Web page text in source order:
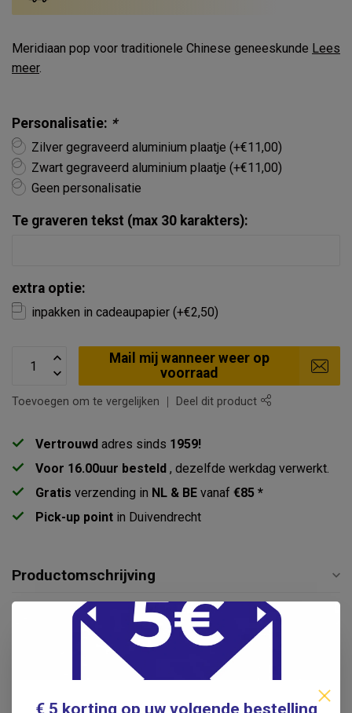
Meridiaan pop voor traditionele Chinese geneeskunde Lees
meer.
Personalisatie: *
Zilver gegraveerd aluminium plaatje (+€11,00)
Zwart gegraveerd aluminium plaatje (+€11,00)
Geen personalisatie
Te graveren tekst (max 30 karakters):
extra optie:
inpakken in cadeaupapier (+€2,50)
Mail mij wanneer weer op
voorraad
Toevoegen om te vergelijken Deel dit product
Vertrouwd adres sinds 1959!
Voor 16.00uur besteld , dezelfde werkdag verwerkt.
Gratis verzending in NL & BE vanaf €85 *
Pick-up point in Duivendrecht
Productomschrijving
Specificaties
€ 5 korting op uw volgende bestelling